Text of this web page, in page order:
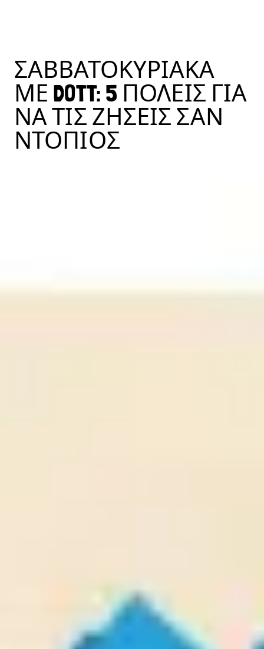
ΣΑΒΒΑΤΟΚΎΡΙΑΚΑ
ΜΕ DOTT: 5 ΠΌΛΕΙΣ ΓΙΑ
ΝΑ ΤΙΣ ΖΉΣΕΙΣ ΣΑΝ
ΝΤΌΠΙΟΣ